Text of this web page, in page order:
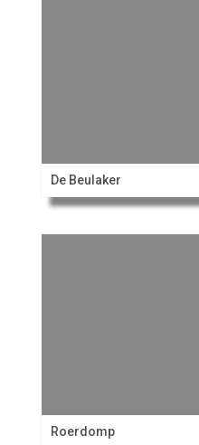
De Beulaker
Roerdomp